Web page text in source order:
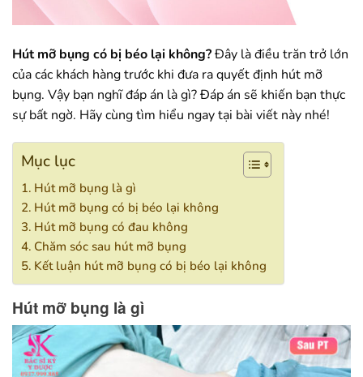
Hút mỡ bụng có bị béo lại không?Đây là điều trăn trở lớn
của các khách hàng trước khi đưa ra quyết định hút mỡ
bụng. Vậy bạn nghĩ đáp án là gì? Đáp án sẽ khiến bạn thực
sự bất ngờ. Hãy cùng tìm hiểu ngay tại bài viết này nhé!
Mục lục
Hút mỡ bụng là gì
Hút mỡ bụng có bị béo lại không
Hút mỡ bụng có đau không
Chăm sóc sau hút mỡ bụng
Kết luận hút mỡ bụng có bị béo lại không
Hút mỡ bụng là gì